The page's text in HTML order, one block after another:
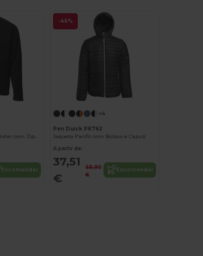
Jaqueta Térmica de Poliéster com Zíper Completo
Encomendar
-46%
+4
Pen Duick PK762
Jaqueta Pacific com Bolsos e Capuz
A partir de:
37,51
€
69,90
€
Encomendar